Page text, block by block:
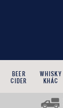
BEER
CIDER
WHISKY
KHÁC